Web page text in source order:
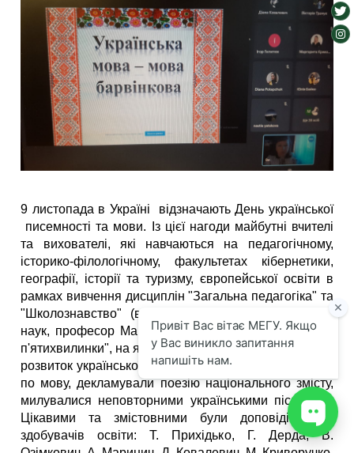
9 листопада в Україні відзначають День української
писемності та мови. Із цієї нагоди майбутні вчителі
та вихователі, які навчаються на педагогічному,
історико-філологічному, факультетах кібернетики,
географії, історії та туризму, європейської освіти в
рамках вивчення дисциплін "Загальна педагогіка" та
"Школознавство" (викладач - доктор педагогічних
наук, професор Марчук О. О.) провели "педагогічні
п'ятихвилинки", на яких представили презентації про
розвиток української мови, зачитали крилаті вислови
по мову, декламували поезію національного змісту,
милувалися неповторними українськими пісними.
Цікавими та змістовними були доповіді таких
здобувачів освіти: Т. Прихідько, Г. Дерда, В.